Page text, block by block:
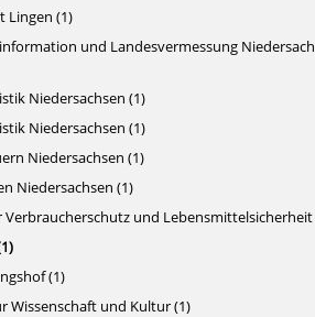
Lingen (1)
und Landesvermessung
Niedersachsen (1)
Niedersachsen (1)
Niedersachsen (1)
Niedersachsen (1)
Verbraucherschutz und Lebensmittelsicherheit
(1)
Wissenschaft und Kultur (1)